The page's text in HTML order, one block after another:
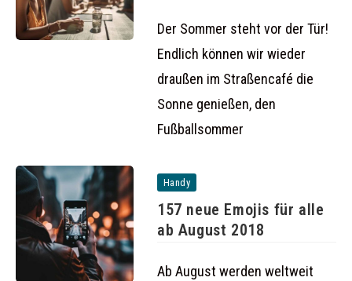
Der Sommer steht vor der Tür!
Endlich können wir wieder
draußen im Straßencafé die
Sonne genießen, den
Fußballsommer
Handy
157 neue Emojis für alle
ab August 2018
Ab August werden weltweit